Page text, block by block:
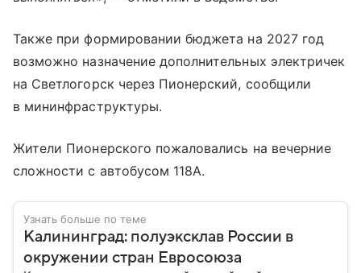
Также при формировании бюджета на 2027 год
возможно назначение дополнительных электричек
на Светлогорск через Пионерский, сообщили
в мининфраструктуры.
Жители Пионерского пожаловались на вечерние
сложности с автобусом 118А.
Узнать больше по теме
Калининград: полуэксклав России в
окружении стран Евросоюза